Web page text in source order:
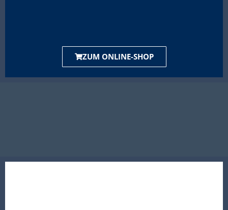
ZUM ONLINE-SHOP